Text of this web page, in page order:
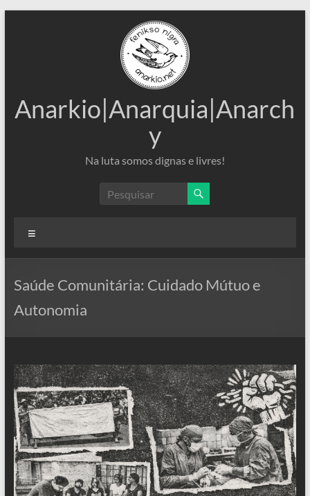
Anarkio|Anarquia|Anarch
y
Na luta somos dignas e livres!
Saúde Comunitária: Cuidado Mútuo e
Autonomia